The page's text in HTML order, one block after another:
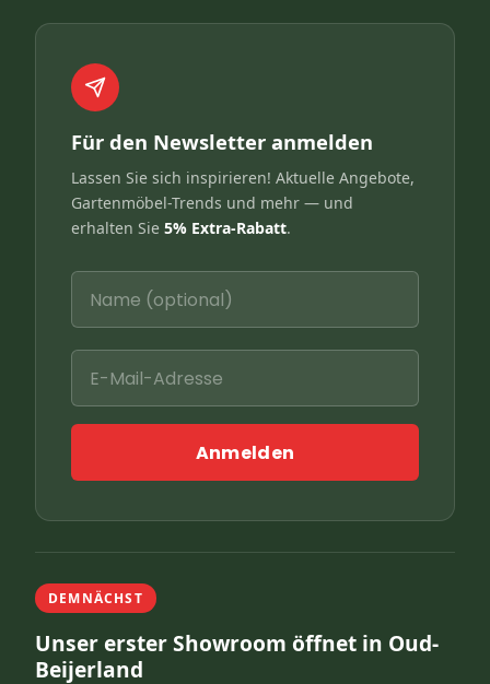
Für den Newsletter anmelden
Lassen Sie sich inspirieren! Aktuelle Angebote,
Gartenmöbel-Trends und mehr — und
erhalten Sie 5% Extra-Rabatt.
Anmelden
DEMNÄCHST
Unser erster Showroom öffnet in Oud-
Beijerland